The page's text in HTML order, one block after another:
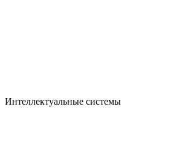
Интеллектуальные системы